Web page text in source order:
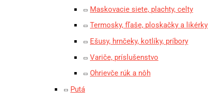
Maskovacie siete, plachty, celty
Termosky, fľaše, ploskačky a likérky
Ešusy, hrnčeky, kotlíky, príbory
Variče, príslušenstvo
Ohrievče rúk a nôh
Putá